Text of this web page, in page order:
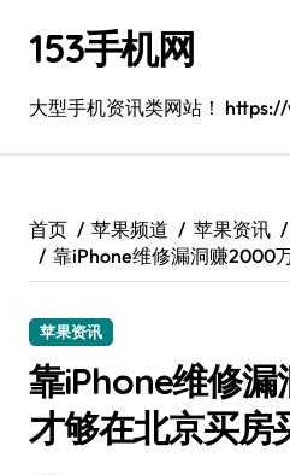
153手机网
大型手机资讯类网站！
首页 苹果频道 苹果资讯
靠iPhone维修漏洞赚2000
苹果资讯
靠iPhone维修漏
才够在北京买房